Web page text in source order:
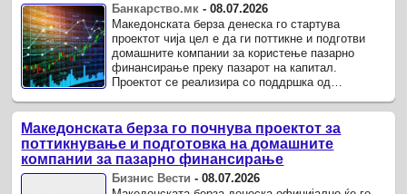
Банкарство.мк -08.07.2026
Македонската берза денеска го стартува
проектот чија цел е да ги поттикне и подготви
домашните компании за користење пазарно
финансирање преку пазарот на капитал.
Проектот се реализира со поддршка од
на претходно потпишан ...
Македонската берза го почнува проектот за
поттикнување и подготовка на домашните
компании за пазарно финансирање
Бизнис Вести -08.07.2026